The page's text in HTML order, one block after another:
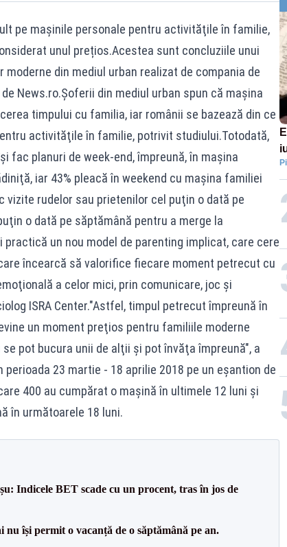
pe maşinile personale pentru activităţile în familie,
unul prețios.Acestea sunt concluziile unui
din mediul urban realizat de compania de
News.ro.Şoferii din mediul urban spun că maşina
timpului cu familia, iar românii se bazează din ce
activităţile în familie, potrivit studiului.Totodată,
fac planuri de week-end, împreună, în maşina
iar 43% pleacă în weekend cu maşina familiei
vizite rudelor sau prietenilor cel puţin o dată pe
o dată pe săptămână pentru a merge la
un nou model de parenting implicat, care cere
încearcă să valorifice fiecare moment petrecut cu
a celor mici, prin comunicare, joc şi
ISRA Center."Astfel, timpul petrecut împreună în
un moment preţios pentru familiile moderne
pot bucura unii de alţii şi pot învăţa împreună", a
23 martie - 18 aprilie 2018 pe un eşantion de
400 au cumpărat o maşină în ultimele 12 luni şi
în următoarele 18 luni.
Indicele BET scade cu un procent, tras în jos de
își permit o vacanță de o săptămână pe an.